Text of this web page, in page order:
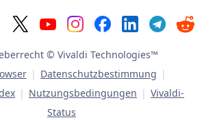
© Vivaldi Technologies™
| Datenschutzbestimmung |
| Nutzungsbedingungen | Vivaldi-
Status